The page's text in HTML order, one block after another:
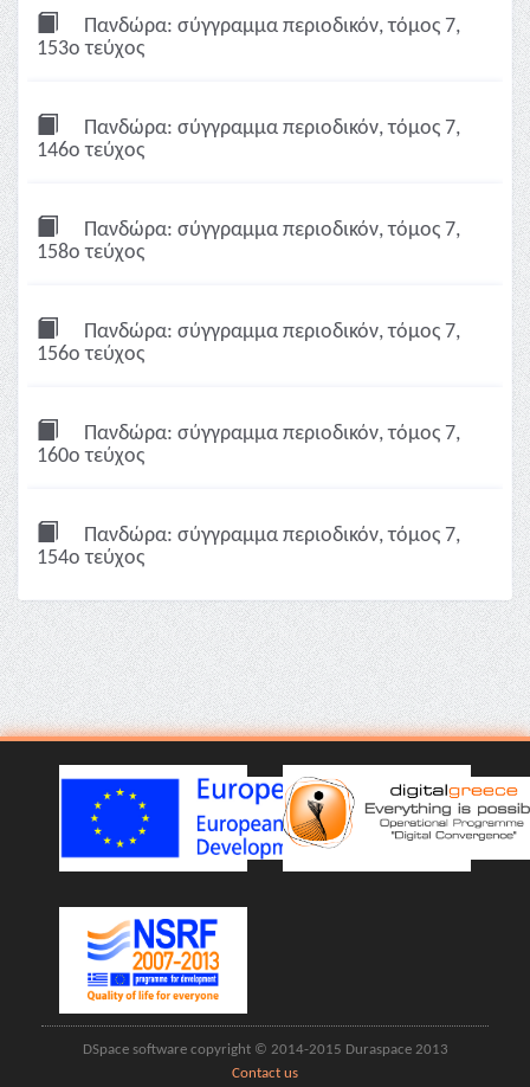
Πανδώρα: σύγγραμμα περιοδικόν, τόμος 7,
153ο τεύχος
Πανδώρα: σύγγραμμα περιοδικόν, τόμος 7,
146ο τεύχος
Πανδώρα: σύγγραμμα περιοδικόν, τόμος 7,
158ο τεύχος
Πανδώρα: σύγγραμμα περιοδικόν, τόμος 7,
156ο τεύχος
Πανδώρα: σύγγραμμα περιοδικόν, τόμος 7,
160ο τεύχος
Πανδώρα: σύγγραμμα περιοδικόν, τόμος 7,
154ο τεύχος
DSpace software copyright © 2014-2015 Duraspace 2013
Contact us